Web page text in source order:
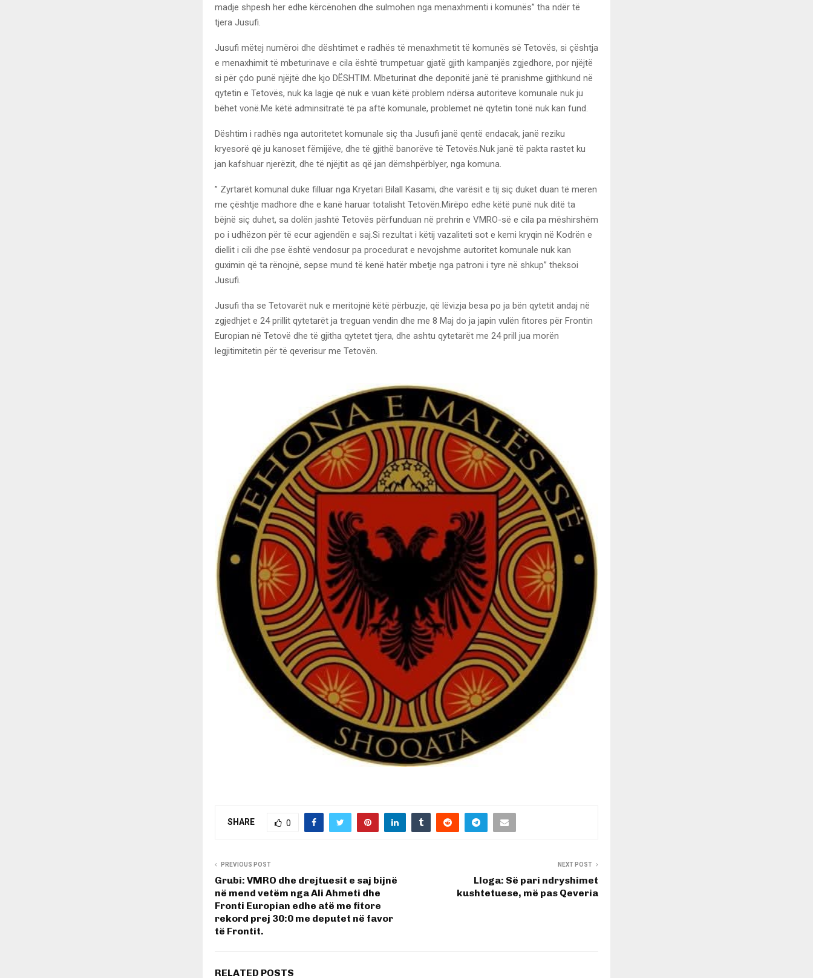
madje shpesh her edhe kërcënohen dhe sulmohen nga menaxhmenti i komunës” tha ndër të
tjera Jusufi.
Jusufi mëtej numëroi dhe dështimet e radhës të menaxhmetit të komunës së Tetovës, si çështja
e menaxhimit të mbeturinave e cila është trumpetuar gjatë gjith kampanjës zgjedhore, por njëjtë
si për çdo punë njëjtë dhe kjo DËSHTIM. Mbeturinat dhe deponitë janë të pranishme gjithkund në
qytetin e Tetovës, nuk ka lagje që nuk e vuan këtë problem ndërsa autoriteve komunale nuk ju
bëhet vonë.Me këtë adminsitratë të pa aftë komunale, problemet në qytetin tonë nuk kan fund.
Dështim i radhës nga autoritetet komunale siç tha Jusufi janë qentë endacak, janë reziku
kryesorë që ju kanoset fëmijëve, dhe të gjithë banorëve të Tetovës.Nuk janë të pakta rastet ku
jan kafshuar njerëzit, dhe të njëjtit as që jan dëmshpërblyer, nga komuna.
” Zyrtarët komunal duke filluar nga Kryetari Bilall Kasami, dhe varësit e tij siç duket duan të meren
me çështje madhore dhe e kanë haruar totalisht Tetovën.Mirëpo edhe këtë punë nuk ditë ta
bëjnë siç duhet, sa dolën jashtë Tetovës përfunduan në prehrin e VMRO-së e cila pa mëshirshëm
po i udhëzon për të ecur agjendën e saj.Si rezultat i këtij vazaliteti sot e kemi kryqin në Kodrën e
diellit i cili dhe pse është vendosur pa procedurat e nevojshme autoritet komunale nuk kan
guximin që ta rënojnë, sepse mund të kenë hatër mbetje nga patroni i tyre në shkup” theksoi
Jusufi.
Jusufi tha se Tetovarët nuk e meritojnë këtë përbuzje, që lëvizja besa po ja bën qytetit andaj në
zgjedhjet e 24 prillit qytetarët ja treguan vendin dhe me 8 Maj do ja japin vulën fitores për Frontin
Europian në Tetovë dhe të gjitha qytetet tjera, dhe ashtu qytetarët me 24 prill jua morën
legjitimitetin për të qeverisur me Tetovën.
SHARE 0
PREVIOUS POST
Grubi: VMRO dhe drejtuesit e saj bijnë
në mend vetëm nga Ali Ahmeti dhe
Fronti Europian edhe atë me fitore
rekord prej 30:0 me deputet në favor
të Frontit.
NEXT POST
Lloga: Së pari ndryshimet
kushtetuese, më pas Qeveria
RELATED POSTS